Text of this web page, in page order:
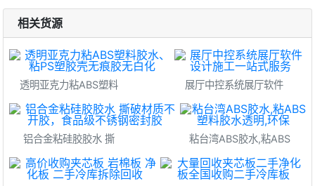
相关货源
透明亚克力粘ABS塑料 展厅中控系统展厅软件
铝合金粘硅胶胶水 撕 粘台湾ABS胶水,粘ABS